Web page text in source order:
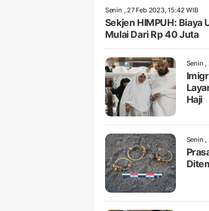
Senin , 27 Feb 2023, 15:42 WIB
Sekjen HIMPUH: Biaya
Mulai Dari Rp 40 Juta
Senin ,
Haji
Senin ,